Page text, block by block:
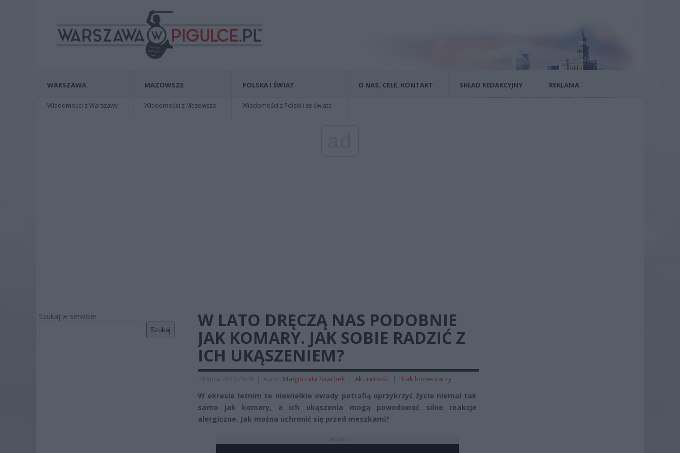
WARSZAWA
Wiadomości z Warszawy
MAZOWSZE
Wiadomości z Mazowsza
POLSKA I ŚWIAT
Wiadomości z Polski i ze świata
O NAS, CELE, KONTAKT SKŁAD REDAKCYJNY REKLAMA
Szukaj w serwisie
Szukaj
W LATO DRĘCZĄ NAS PODOBNIE
JAK KOMARY. JAK SOBIE RADZIĆ Z
ICH UKĄSZENIEM?
18 lipca 2023 20:44 | Autor: Małgorzata Skarbek | Aktualności | Brak komentarzy
W okresie letnim te niewielkie owady potrafią uprzykrzyć życie niemal tak
samo jak komary, a ich ukąszenia mogą powodować silne reakcje
alergiczne. Jak można uchronić się przed meszkami?